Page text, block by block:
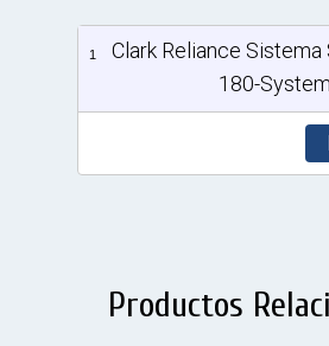
1
Clark Reliance
180-
Productos